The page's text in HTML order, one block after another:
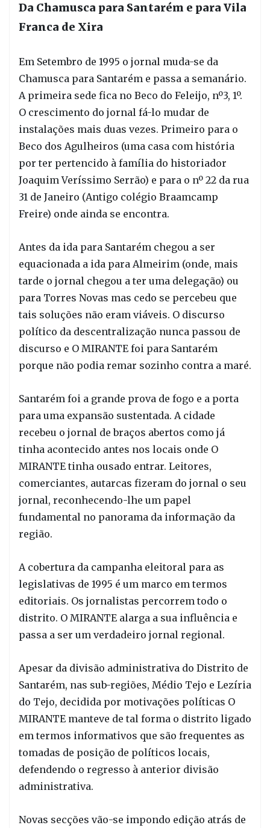
Da Chamusca para Santarém e para Vila
Franca de Xira
Em Setembro de 1995 o jornal muda-se da
Chamusca para Santarém e passa a semanário.
A primeira sede fica no Beco do Feleijo, nº3, 1º.
O crescimento do jornal fá-lo mudar de
instalações mais duas vezes. Primeiro para o
Beco dos Agulheiros (uma casa com história
por ter pertencido à família do historiador
Joaquim Veríssimo Serrão) e para o nº 22 da rua
31 de Janeiro (Antigo colégio Braamcamp
Freire) onde ainda se encontra.
Antes da ida para Santarém chegou a ser
equacionada a ida para Almeirim (onde, mais
tarde o jornal chegou a ter uma delegação) ou
para Torres Novas mas cedo se percebeu que
tais soluções não eram viáveis. O discurso
político da descentralização nunca passou de
discurso e O MIRANTE foi para Santarém
porque não podia remar sozinho contra a maré.
Santarém foi a grande prova de fogo e a porta
para uma expansão sustentada. A cidade
recebeu o jornal de braços abertos como já
tinha acontecido antes nos locais onde O
MIRANTE tinha ousado entrar. Leitores,
comerciantes, autarcas fizeram do jornal o seu
jornal, reconhecendo-lhe um papel
fundamental no panorama da informação da
região.
A cobertura da campanha eleitoral para as
legislativas de 1995 é um marco em termos
editoriais. Os jornalistas percorrem todo o
distrito. O MIRANTE alarga a sua influência e
passa a ser um verdadeiro jornal regional.
Apesar da divisão administrativa do Distrito de
Santarém, nas sub-regiões, Médio Tejo e Lezíria
do Tejo, decidida por motivações políticas O
MIRANTE manteve de tal forma o distrito ligado
em termos informativos que são frequentes as
tomadas de posição de políticos locais,
defendendo o regresso à anterior divisão
administrativa.
Novas secções vão-se impondo edição atrás de